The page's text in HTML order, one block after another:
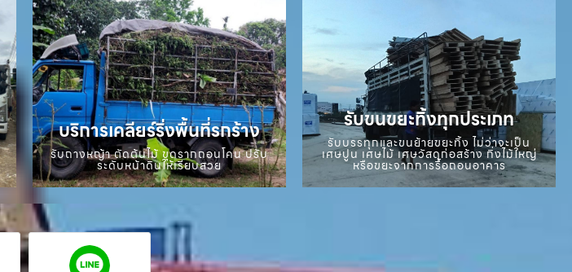
บริการเคลียร์ริ่งพื้นที่รกร้าง
รับถางหญ้า ตัดต้นไม้ ขุดรากถอนโคน ปรับ
ระดับหน้าดินให้เรียบสวย
รับขนขยะทิ้งทุกประเภท
รับบรรทุกและขนย้ายขยะทิ้ง ไม่ว่าจะเป็น
เศษปูน เศษไม้ เศษวัสดุก่อสร้าง กิ่งไม้ใหญ่
หรือขยะจากการรื้อถอนอาคาร